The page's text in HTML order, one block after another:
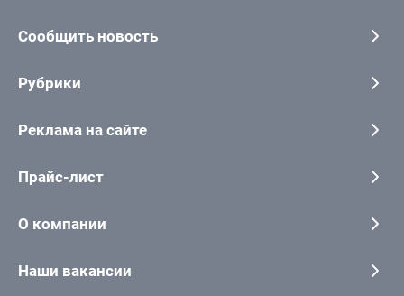
Сообщить новость
Рубрики
Реклама на сайте
Прайс-лист
О компании
Наши вакансии